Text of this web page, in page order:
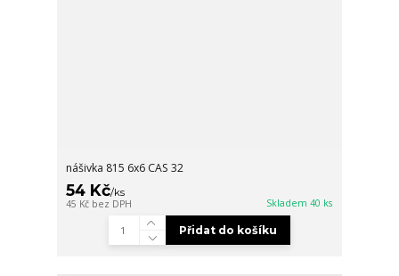
nášivka 815 6x6 CAS 32
54 Kč/ks
45 Kč bez DPH Skladem 40 ks
Přidat do košíku